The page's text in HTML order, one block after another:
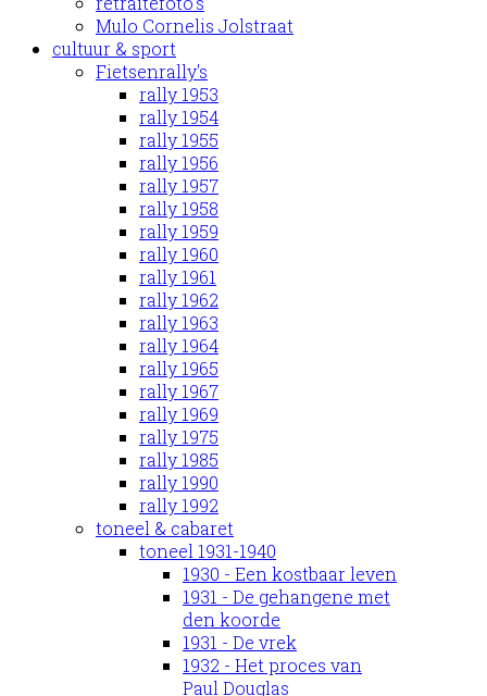
Mulo Cornelis Jolstraat
cultuur & sport
Fietsenrally's
rally 1953
rally 1954
rally 1955
rally 1956
rally 1957
rally 1958
rally 1959
rally 1960
rally 1961
rally 1962
rally 1963
rally 1964
rally 1965
rally 1967
rally 1969
rally 1975
rally 1985
rally 1990
rally 1992
toneel & cabaret
toneel 1931-1940
1930 - Een kostbaar leven
1931 - De gehangene met
den koorde
1931 - De vrek
1932 - Het proces van
Paul Douglas